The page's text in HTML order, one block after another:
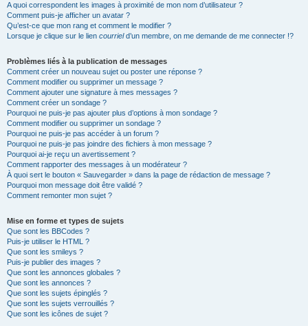
A quoi correspondent les images à proximité de mon nom d’utilisateur ?
Comment puis-je afficher un avatar ?
Qu’est-ce que mon rang et comment le modifier ?
Lorsque je clique sur le lien courrield’un membre, on me demande de me connecter !?
Problèmes liés à la publication de messages
Comment créer un nouveau sujet ou poster une réponse ?
Comment modifier ou supprimer un message ?
Comment ajouter une signature à mes messages ?
Comment créer un sondage ?
Pourquoi ne puis-je pas ajouter plus d’options à mon sondage ?
Comment modifier ou supprimer un sondage ?
Pourquoi ne puis-je pas accéder à un forum ?
Pourquoi ne puis-je pas joindre des fichiers à mon message ?
Pourquoi ai-je reçu un avertissement ?
Comment rapporter des messages à un modérateur ?
À quoi sert le bouton « Sauvegarder » dans la page de rédaction de message ?
Pourquoi mon message doit être validé ?
Comment remonter mon sujet ?
Mise en forme et types de sujets
Que sont les BBCodes ?
Puis-je utiliser le HTML ?
Que sont les smileys ?
Puis-je publier des images ?
Que sont les annonces globales ?
Que sont les annonces ?
Que sont les sujets épinglés ?
Que sont les sujets verrouillés ?
Que sont les icônes de sujet ?